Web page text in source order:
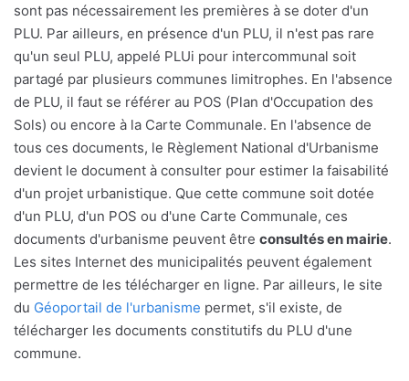
sont pas nécessairement les premières à se doter d'un
PLU. Par ailleurs, en présence d'un PLU, il n'est pas rare
qu'un seul PLU, appelé PLUi pour intercommunal soit
partagé par plusieurs communes limitrophes. En l'absence
de PLU, il faut se référer au POS (Plan d'Occupation des
Sols) ou encore à la Carte Communale. En l'absence de
tous ces documents, le Règlement National d'Urbanisme
devient le document à consulter pour estimer la faisabilité
d'un projet urbanistique. Que cette commune soit dotée
d'un PLU, d'un POS ou d'une Carte Communale, ces
documents d'urbanisme peuvent être consultés en mairie.
Les sites Internet des municipalités peuvent également
permettre de les télécharger en ligne. Par ailleurs, le site
du Géoportail de l'urbanisme permet, s'il existe, de
télécharger les documents constitutifs du PLU d'une
commune.